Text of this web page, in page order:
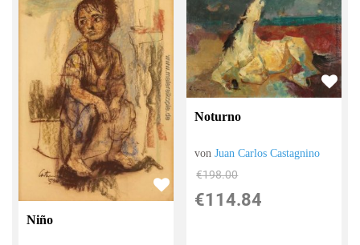
Niño
Noturno
vonJuan Carlos Castagnino
€198.00
€114.84